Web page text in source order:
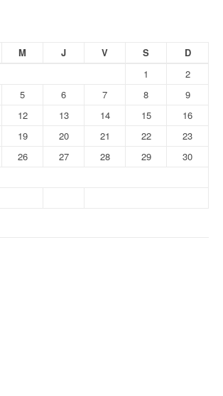
M J V S D
1
2
5 6 7 8
9
12 13 14 15
16
19 20 21 22
23
26 27 28 29
30